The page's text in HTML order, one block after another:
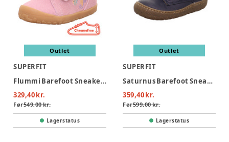
Outlet
SUPERFIT
Flummi Barefoot Sneaker - Pink
329,40 kr.
Før549,00 kr.
Lagerstatus
Outlet
SUPERFIT
Saturnus Barefoot Sneaker - Blå
359,40 kr.
Før599,00 kr.
Lagerstatus